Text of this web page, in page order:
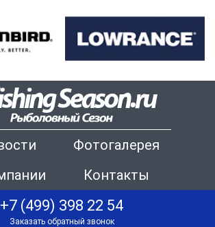
Фотогалерея
Контакты
+7 (499) 398 22 54
Заказать обратный звонок